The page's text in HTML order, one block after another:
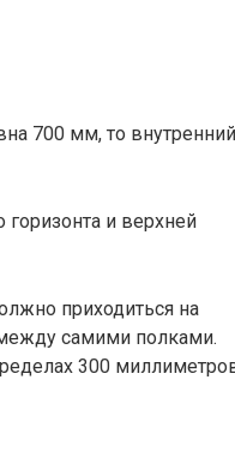
700 мм, то внутренний
и верхней
приходиться на
самими полками.
300